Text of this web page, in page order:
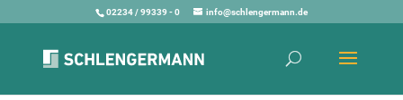
02234 / 99339 - 0 info@schlengermann.de